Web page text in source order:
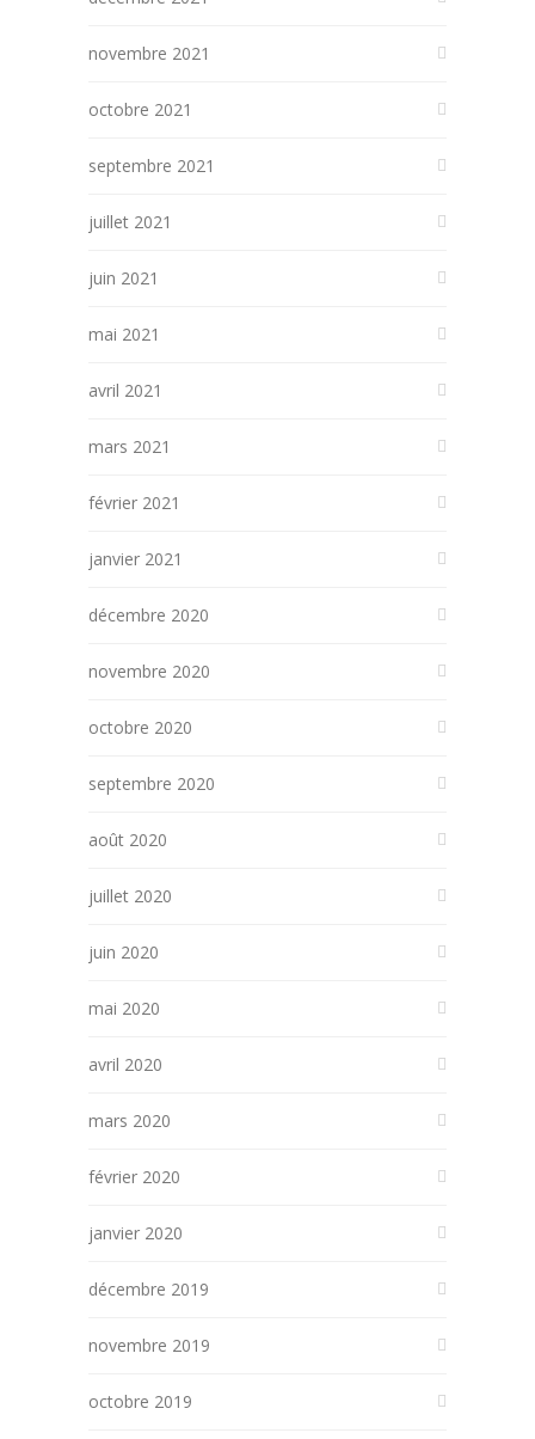
novembre 2021
octobre 2021
septembre 2021
juillet 2021
juin 2021
mai 2021
avril 2021
mars 2021
février 2021
janvier 2021
décembre 2020
novembre 2020
octobre 2020
septembre 2020
août 2020
juillet 2020
juin 2020
mai 2020
avril 2020
mars 2020
février 2020
janvier 2020
décembre 2019
novembre 2019
octobre 2019